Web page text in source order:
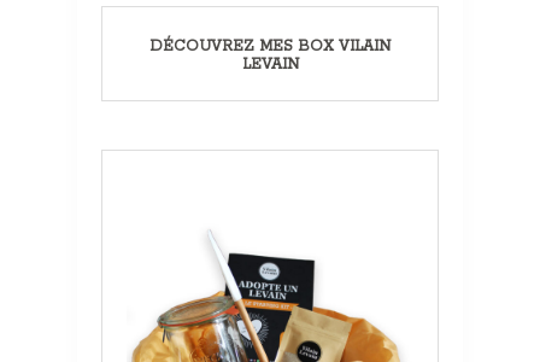
DÉCOUVREZ MES BOX VILAIN
LEVAIN